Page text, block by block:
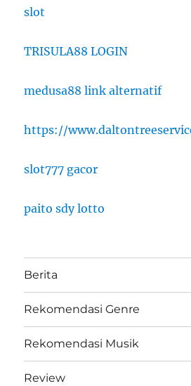
slot
TRISULA88 LOGIN
medusa88 link alternatif
https://
slot777 gacor
paito sdy lotto
Berita
Rekomendasi Genre
Rekomendasi Musik
Review